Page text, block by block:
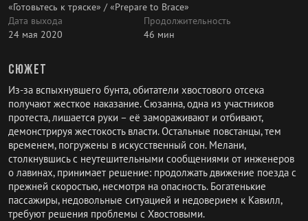
«Готовьтесь к тряске» / «Prepare to Brace»
Дата выхода
24 мая 2020
Продолжительность
46 мин
Сюжет
Из-за вспыхнувшего бунта, обитатели хвостового отсека
получают жесткое наказание. Сюзанна, одна из участников
протеста, лишается руки – её замораживают и отбивают,
демонстрируя жестокость власти. Остальные повстанцы, тем
временем, погружены в искусственный сон. Мелани,
столкнувшись с неутешительными сообщениями от инженеров
о лавинах, принимает решение: продолжать движение поезда с
прежней скоростью, несмотря на опасность. Богатенькие
пассажиры, недовольные ситуацией и недоверием к Кавилл,
требуют решения проблемы с Хвостовыми.